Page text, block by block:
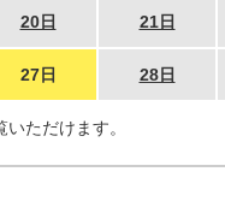
20日 21日
27日 28日
ただけます。